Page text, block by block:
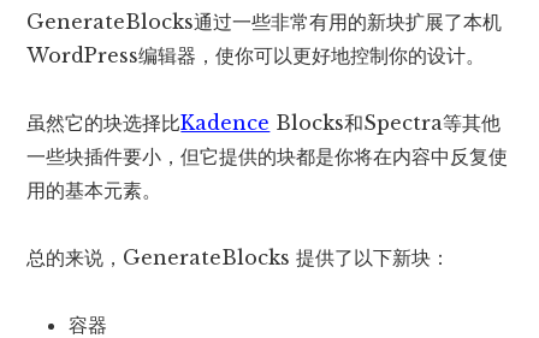
GenerateBlocks通过一些非常有用的新块扩展了本机
WordPress编辑器，使你可以更好地控制你的设计。
虽然它的块选择比Kadence Blocks和Spectra等其他
一些块插件要小，但它提供的块都是你将在内容中反复使
用的基本元素。
总的来说，GenerateBlocks 提供了以下新块：
容器